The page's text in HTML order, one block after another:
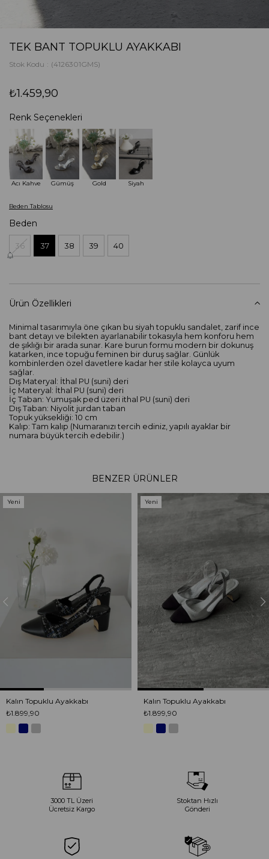
TEK BANT TOPUKLU AYAKKABI
Stok Kodu (4126301GMS)
₺1.459,90
Renk Seçenekleri
Acı Kahve Gümüş Gold Siyah
Beden Tablosu
Beden
36 37 38 39 40
Ürün Özellikleri
Minimal tasarımıyla öne çıkan bu siyah topuklu sandalet, zarif ince
bant detayı ve bilekten ayarlanabilir tokasıyla hem konforu hem
de şıklığı bir arada sunar. Kare burun formu modern bir dokunuş
katarken, ince topuğu feminen bir duruş sağlar. Günlük
kombinlerden özel davetlere kadar her stile kolayca uyum
sağlar.
Dış Materyal: İthal PU (suni) deri
İç Materyal: İthal PU (suni) deri
İç Taban: Yumuşak ped üzeri ithal PU (suni) deri
Dış Taban: Niyolit jurdan taban
Topuk yüksekliği: 10 cm
Kalıp: Tam kalıp (Numaranızı tercih ediniz, yapılı ayaklar bir
numara büyük tercih edebilir.)
BENZER ÜRÜNLER
Kalın Topuklu Ayakkabı
₺1.899,90
Yeni
Kalın Topuklu Ayakkabı
₺1.899,90
Yeni
3000 TL Üzeri
Ücretsiz Kargo
Stoktan Hızlı
Gönderi